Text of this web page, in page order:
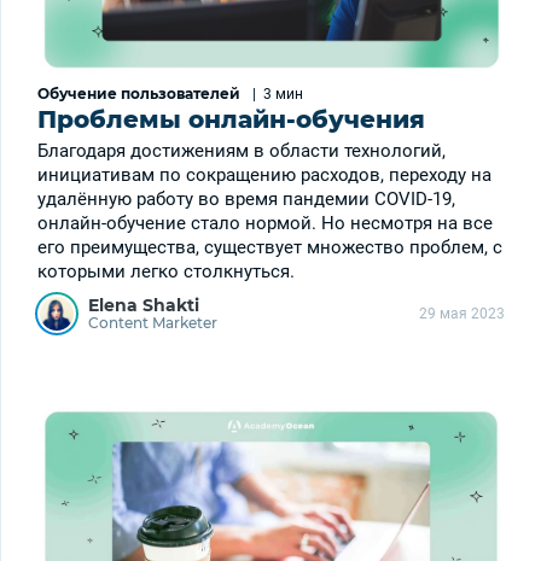
Обучение пользователей | 3 мин
Проблемы онлайн-обучения
Благодаря достижениям в области технологий,
инициативам по сокращению расходов, переходу на
удалённую работу во время пандемии COVID-19,
онлайн-обучение стало нормой. Но несмотря на все
его преимущества, существует множество проблем, с
которыми легко столкнуться.
Elena Shakti
Content Marketer 29 мая 2023